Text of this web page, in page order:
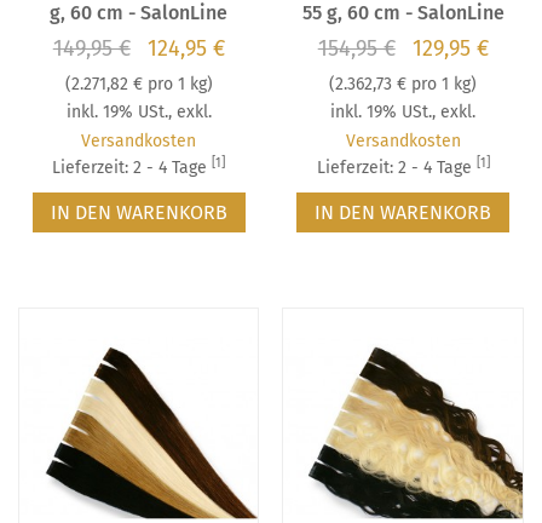
g, 60 cm - SalonLine
149,95 € 124,95 €
(2.271,82 €pro 1 kg)
inkl. 19% USt., exkl.
Versandkosten
Lieferzeit: 2 - 4 Tage [1]
IN DEN WARENKORB
55 g, 60 cm - SalonLine
154,95 € 129,95 €
(2.362,73 € pro 1 kg)
inkl. 19% USt.,exkl.
Versandkosten
Lieferzeit: 2 - 4 Tage
[1]
IN DEN WARENKORB